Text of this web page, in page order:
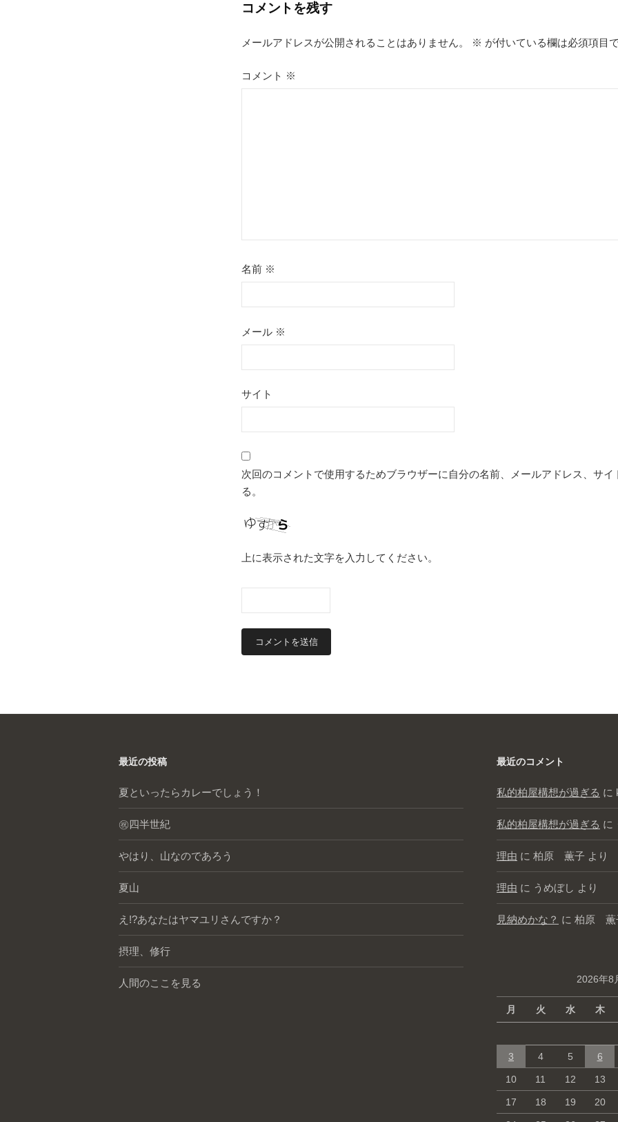
ビ
ゲ
ー
コメントを残す
メールアドレスが公開されることはありません。 ※ が付いている欄は必須項目
コメント ※
名前 ※
メール ※
サイト
次回のコメントで使用するためブラウザーに自分の名前、メールアドレス、サイ
る。
上に表示された文字を入力してください。
最近の投稿
夏といったらカレーでしょう！
㊗️四半世紀
やはり、山なのであろう
夏山
え!?あなたはヤマユリさんですか？
摂理、修行
人間のここを見る
最近のコメント
私的柏屋構想が過ぎる に
私的柏屋構想が過ぎる に
理由 に 柏原 薫子 より
理由 に うめぼし より
見納めかな？ に 柏原 薫
2026年8
月 火 水 木
3 4 5 6
10 11 12 13
17 18 19 20